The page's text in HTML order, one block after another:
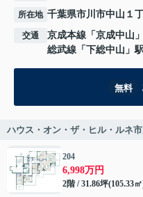
所在地 千葉県市川市中山 １
交通 京成本線 「 京成中山
総武線 「 下総中山 」
無料
ハウス・オン・ザ・ヒル・ルネ
204
6,998万円
2階 / 31.86坪(105.33